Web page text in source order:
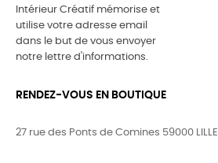
Intérieur Créatif mémorise et
utilise votre adresse email
dans le but de vous envoyer
notre lettre d'informations.
RENDEZ-VOUS EN BOUTIQUE
27 rue des Ponts de Comines 59000 LILLE